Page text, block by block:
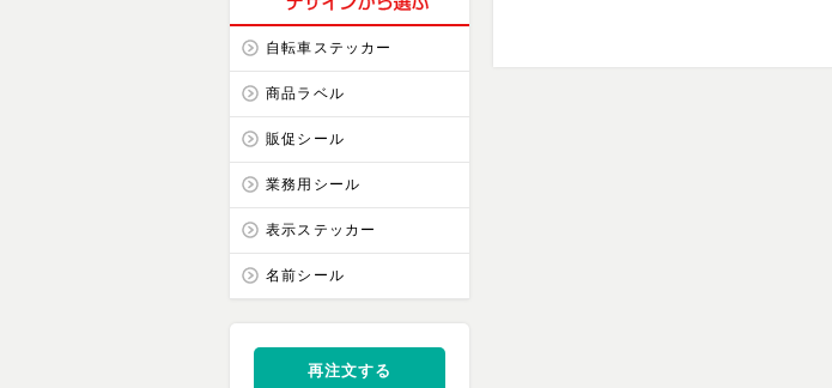
自転車ステッカー
商品ラベル
販促シール
業務用シール
表示ステッカー
名前シール
再注文する